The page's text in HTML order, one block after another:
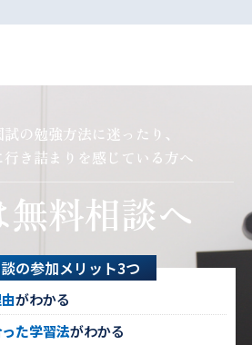
の勉強方法に迷ったり、
き詰まりを感じている方へ
料相談へ
の参加メリット3つ
がわかる
た学習法がわかる